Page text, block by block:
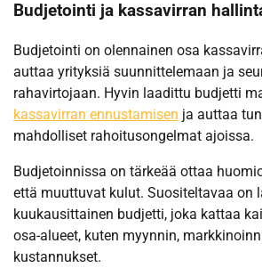
Budjetointi ja kassavirran
Budjetointi on olennainen osa
auttaa yrityksiä suunnittelemaan ja
rahavirtojaan. Hyvin laadittu budjetti
kassavirran ennustamisen ja auttaa
mahdolliset rahoitusongelmat ajoissa.
Budjetoinnissa on tärkeää ottaa
että muuttuvat kulut. Suositeltavaa on
kuukausittainen budjetti, joka kattaa
osa-alueet, kuten myynnin,
kustannukset.